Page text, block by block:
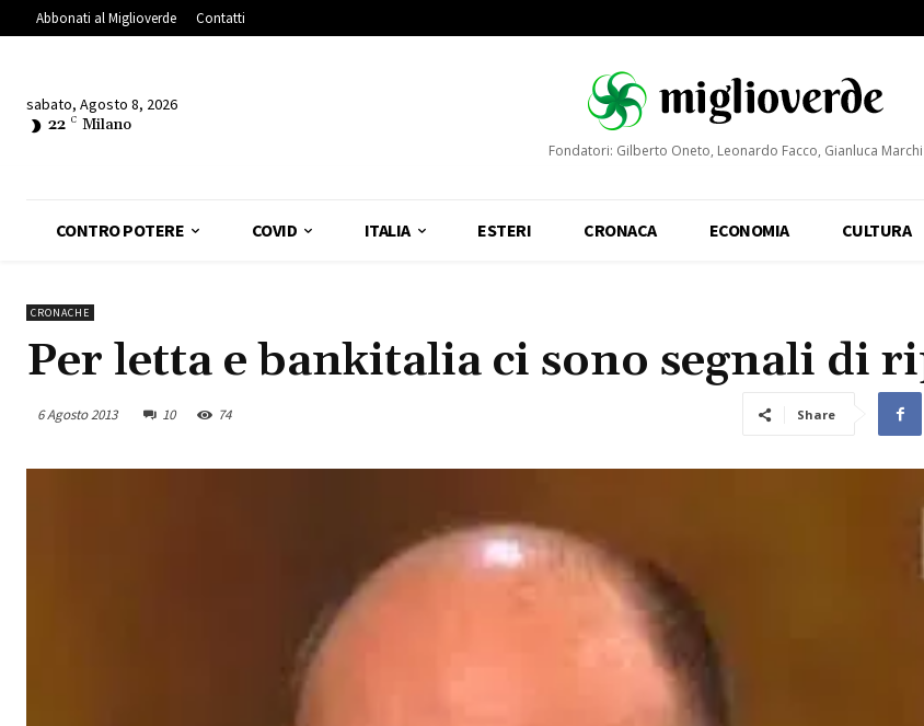
Abbonati al Miglioverde Contatti
sabato, Agosto 8, 2026
22 C Milano
Fondatori: Gilberto Oneto, Leonardo Facco, Gianluca Marchi
CONTRO POTERE COVID ITALIA ESTERI CRONACA ECONOMIA CULTURA
CRONACHE
Per letta e bankitalia ci sono segnali di
6 Agosto 2013 10 74 Share